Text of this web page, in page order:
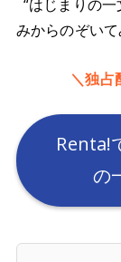
“はじまりの
みからのぞいて
＼独占
Renta!
の